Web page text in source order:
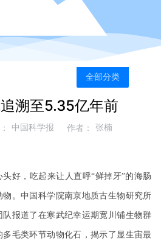
全部分类
溯至5.35亿年前
中国科学报 作者： 张楠
好，吃起来让人直呼“鲜掉牙”的海肠
。中国科学院南京地质古生物研究所
报道了在寒武纪幸运期宽川铺生物群
毛类环节动物化石，揭示了显生宙最